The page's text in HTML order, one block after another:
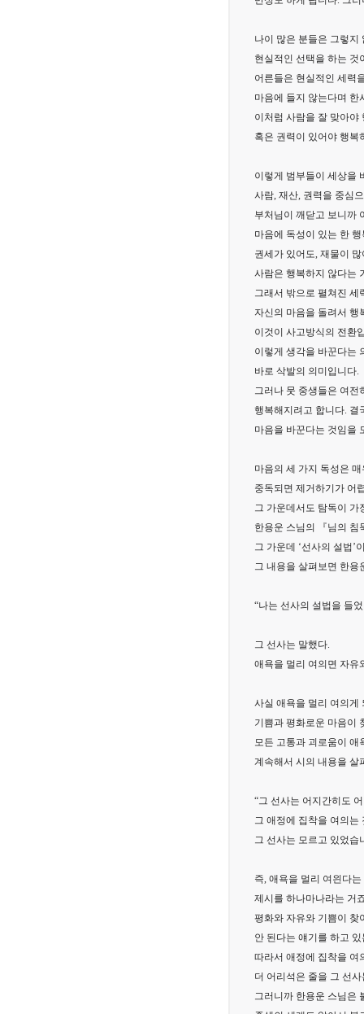
나이 많은 분들은 그렇지
현실적인 선택을 하는 것
어른들은 현실적인 세력
마음에 들지 않는다며 한
이처럼 사람을 잘 맞아야
혹은 권력이 있어야 행복
이렇게 범부들이 세상을
사람, 재산, 권력을 중심
부처님이 깨닫고 보니까
마음에 독성이 있는 한
권세가 있어도, 재물이
사람은 행복하지 않다는
그래서 밖으로 펼쳐진 세
자신의 마음을 돌려서 행
이것이 사고방식의 전환
이렇게 생각을 바꾼다는
바로 삭발의 의미입니다.
그러나 뭇 중생들은 여전
행복해지려고 합니다. 결
마음을 바꾼다는 것임을
마음의 세 가지 독성은
중독되면 제거하기가 어
그 가운데서도 탐독이 가
한용운 스님의 『님의 침
그 가운데 ‘선사의 설법’
그 내용을 살펴보면 한용
“나는 선사의 설법을 들
그 선사는 말했다.
애욕을 멀리 여의면 자유
사실 애욕을 멀리 여의게
기쁨과 평화로운 마음이
모든 고통과 괴로움이 애
계속해서 시의 내용을 살
“그 선사는 어지간히도
그 애정에 집착을 여의는
그 선사는 모르고 있었습
즉, 애욕을 멀리 여읜다
제시를 하나마나라는 거
평화와 자유와 기쁨이 찾
안 된다는 얘기를 하고
따라서 애정에 집착을 여
더 어리석은 줄을 그 선
그러니까 한용운 스님은